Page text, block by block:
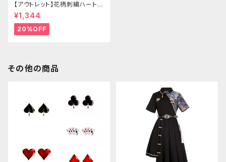
【アウトレット】花柄刺繍ハートバ
ッグ
¥1,344
20%OFF
その他の商品